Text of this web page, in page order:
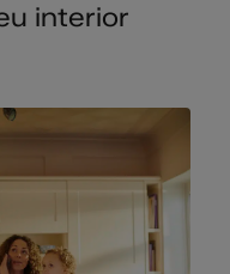
interior